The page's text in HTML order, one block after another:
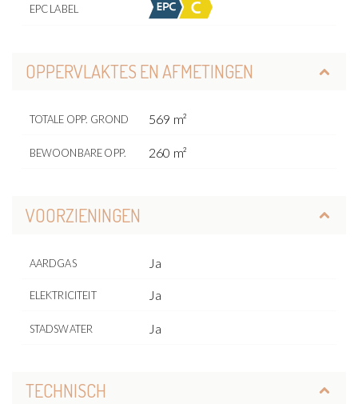
EPC LABEL
OPPERVLAKTES EN AFMETINGEN
TOTALE OPP. GROND 569 m²
BEWOONBARE OPP. 260 m²
VOORZIENINGEN
AARDGAS Ja
ELEKTRICITEIT Ja
STADSWATER Ja
TECHNISCH